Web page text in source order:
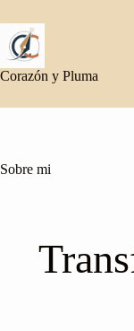
al
contenido
Corazón y Pluma
Sobre mi